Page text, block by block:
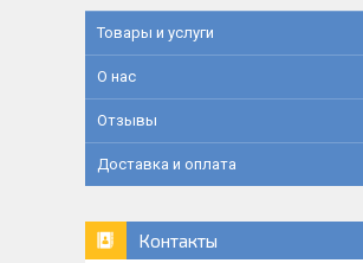
Товары и услуги
О нас
Отзывы
Доставка и оплата
Контакты